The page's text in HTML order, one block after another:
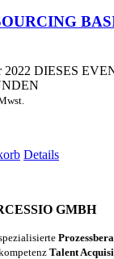
2022 DIESES
Details
GMBH
Talent